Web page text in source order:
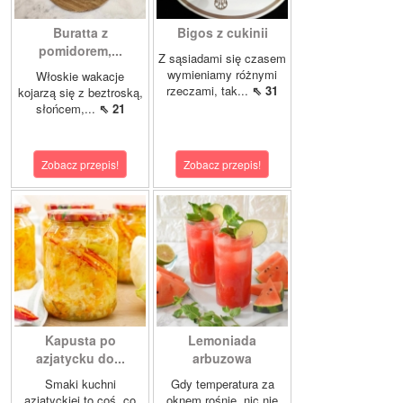
Buratta z
pomidorem,...
Włoskie wakacje
kojarzą się z beztroską,
słońcem,... ⇖ 21
Zobacz przepis!
Bigos z cukinii
Z sąsiadami się czasem
wymieniamy różnymi
rzeczami, tak... ⇖ 31
Zobacz przepis!
Kapusta po
azjatycku do...
Smaki kuchni
Lemoniada
arbuzowa
Gdy temperatura za